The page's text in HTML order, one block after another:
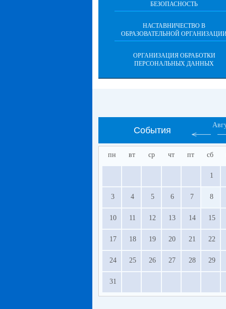
БЕЗОПАСНОСТЬ
НАСТАВНИЧЕСТВО В
ОБРАЗОВАТЕЛЬНОЙ
ОРГАНИЗАЦИЯ ОБРАБОТКИ
ПЕРСОНАЛЬНЫХ ДАННЫХ
События
пн вт ср чт пт сб
1
3 4 5 6 7 8
10 11 12 13 14 15
17 18 19 20 21 22
24 25 26 27 28 29
31